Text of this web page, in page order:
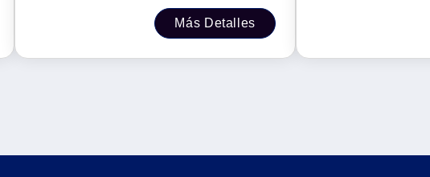
Más Detalles